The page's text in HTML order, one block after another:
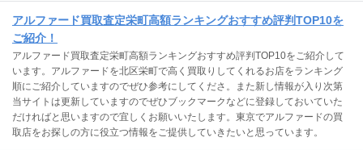
アルファード買取査定栄町高額ランキングおすすめ評判TOP10を
ご紹介！
アルファード買取査定栄町高額ランキングおすすめ評判TOP10をご紹介して
います。アルファードを北区栄町で高く買取りしてくれるお店をランキング
順にご紹介していますのでぜひ参考にしてくださ。また新し情報が入り次第
当サイトは更新していますのでぜひブックマークなどに登録しておいていた
だければと思いますので宜しくお願いいたします。東京でアルファードの買
取店をお探しの方に役立つ情報をご提供していきたいと思っています。